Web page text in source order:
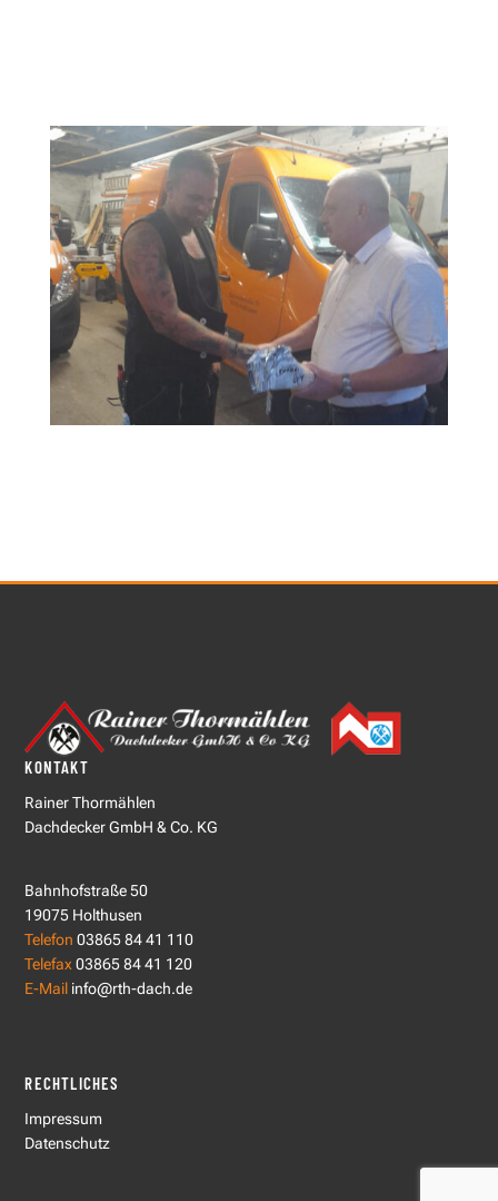
KONTAKT
Rainer Thormählen
Dachdecker GmbH & Co. KG
Bahnhofstraße 50
19075 Holthusen
Telefon 03865 84 41 110
Telefax 03865 84 41 120
E-Mail info@rth-dach.de
RECHTLICHES
Impressum
Datenschutz